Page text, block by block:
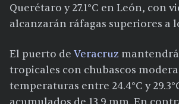
Querétaro y 27.1°C en León, con
alcanzarán ráfagas superiores a
El puerto de Veracruz
tropicales con chubascos
temperaturas entre 24.4°C y